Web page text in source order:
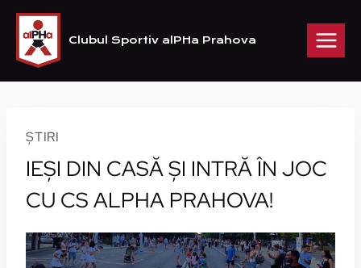
Skip
content
Clubul Sportiv alPHa Prahova
ȘTIRI
IEȘI DIN CASĂ ȘI INTRĂ ÎN JOC
CU CS ALPHA PRAHOVA!